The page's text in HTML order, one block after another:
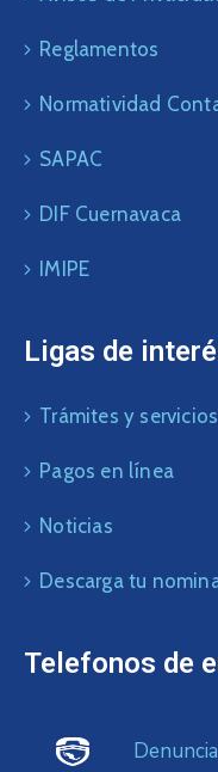
Reglamentos
Normatividad
SAPAC
DIF Cuernavaca
IMIPE
Ligas de
Trámites y servicios
Pagos en línea
Noticias
Descarga tu
Telefonos de